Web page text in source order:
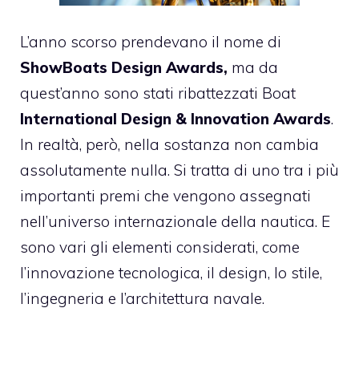
L’anno scorso prendevano il nome di
ShowBoats Design Awards, ma da
quest’anno sono stati ribattezzati Boat
International Design & Innovation Awards.
In realtà, però, nella sostanza non cambia
assolutamente nulla. Si tratta di uno tra i più
importanti premi che vengono assegnati
nell’universo internazionale della nautica. E
sono vari gli elementi considerati, come
l’innovazione tecnologica, il design, lo stile,
l’ingegneria e l’architettura navale.